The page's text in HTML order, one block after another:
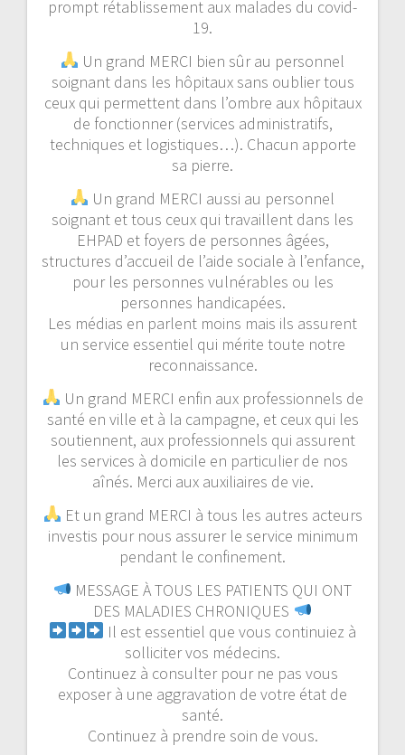
prompt rétablissement aux malades du covid-
19.
Un grand MERCI bien sûr au personnel
soignant dans les hôpitaux sans oublier tous
ceux qui permettent dans l’ombre aux hôpitaux
de fonctionner (services administratifs,
techniques et logistiques…). Chacun apporte
sa pierre.
Un grand MERCI aussi au personnel
soignant et tous ceux qui travaillent dans les
EHPAD et foyers de personnes âgées,
structures d’accueil de l’aide sociale à l’enfance,
pour les personnes vulnérables ou les
personnes handicapées.
Les médias en parlent moins mais ils assurent
un service essentiel qui mérite toute notre
reconnaissance.
Un grand MERCI enfin aux professionnels de
santé en ville et à la campagne, et ceux qui les
soutiennent, aux professionnels qui assurent
les services à domicile en particulier de nos
aînés. Merci aux auxiliaires de vie.
Et un grand MERCI à tous les autres acteurs
investis pour nous assurer le service minimum
pendant le confinement.
MESSAGE À TOUS LES PATIENTS QUI ONT
DES MALADIES CHRONIQUES
Il est essentiel que vous continuiez à
solliciter vos médecins.
Continuez à consulter pour ne pas vous
exposer à une aggravation de votre état de
santé.
Continuez à prendre soin de vous.